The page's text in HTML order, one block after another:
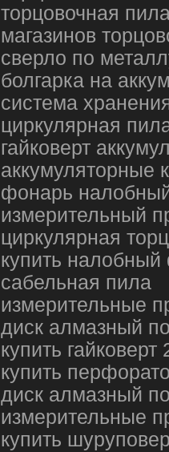
торцовочная
магазинов
сверло по
болгарка на
система
циркулярная
гайковерт
аккумуляторные
фонарь
измерительный
циркулярная
купить
сабельная пила
измерительные
диск алмазный
купить гайковерт
купить
диск алмазный
измерительные
купить